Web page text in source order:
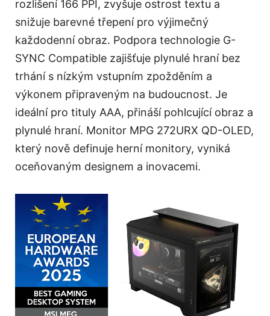
rozlišení 166 PPI, zvyšuje ostrost textu a
snižuje barevné třepení pro výjimečný
každodenní obraz. Podpora technologie G-
SYNC Compatible zajišťuje plynulé hraní bez
trhání s nízkým vstupním zpožděním a
výkonem připraveným na budoucnost. Je
ideální pro tituly AAA, přináší pohlcující obraz a
plynulé hraní. Monitor MPG 272URX QD-OLED,
který nově definuje herní monitory, vyniká
oceňovaným designem a inovacemi.